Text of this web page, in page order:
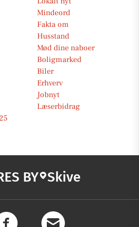
Mindeord
Fakta om
Husstand
Mød dine naboer
Boligmarked
Biler
Erhverv
Jobnyt
Læserbidrag
BY Skive